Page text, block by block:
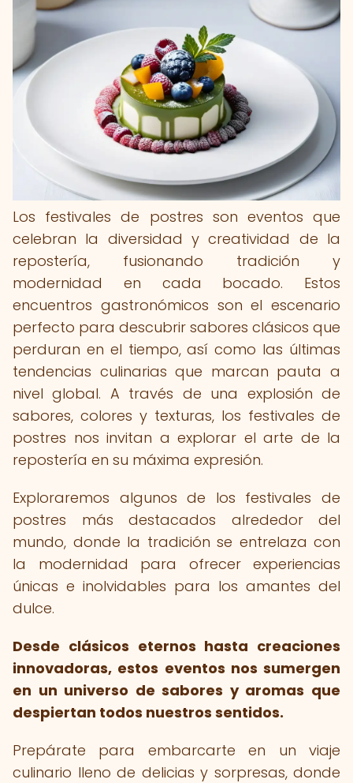
Los festivales de postres son eventos que
celebran la diversidad y creatividad de la
repostería, fusionando tradición y
modernidad en cada bocado. Estos
encuentros gastronómicos son el escenario
perfecto para descubrir sabores clásicos que
perduran en el tiempo, así como las últimas
tendencias culinarias que marcan pauta a
nivel global. A través de una explosión de
sabores, colores y texturas, los festivales de
postres nos invitan a explorar el arte de la
repostería en su máxima expresión.
Exploraremos algunos de los festivales de
postres más destacados alrededor del
mundo, donde la tradición se entrelaza con
la modernidad para ofrecer experiencias
únicas e inolvidables para los amantes del
dulce.
Desde clásicos eternos hasta creaciones
innovadoras, estos eventos nos sumergen
en un universo de sabores y aromas que
despiertan todos nuestros sentidos.
Prepárate para embarcarte en un viaje
culinario lleno de delicias y sorpresas, donde